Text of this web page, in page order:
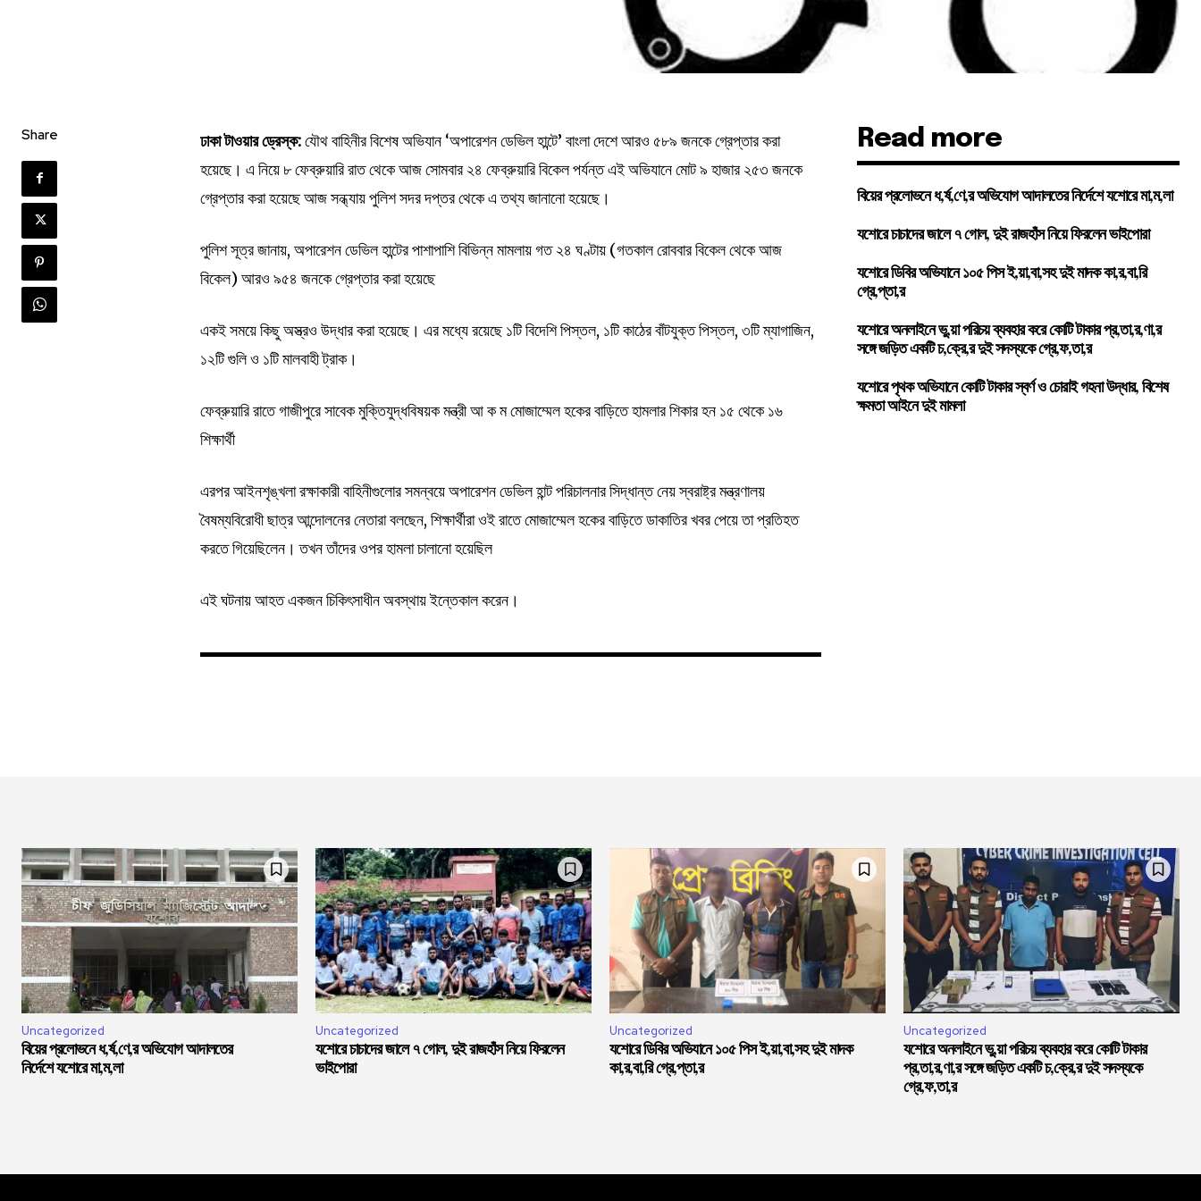
Share ঢাকা টাওয়ার ড্রেস্ক:যৌথ বাহিনীর বিশেষ অভিযান ‘অপারেশন ডেভিল হান্টে’ বাংলা দেশে আরও ৫৮৯ জনকে গ্রেপ্তার করা
হয়েছে। এ নিয়ে ৮ ফেব্রুয়ারি রাত থেকে আজ সোমবার ২৪ ফেব্রুয়ারি বিকেল পর্যন্ত এই অভিযানে মোট ৯ হাজার ২৫৩ জনকে
গ্রেপ্তার করা হয়েছে আজ সন্ধ্যায় পুলিশ সদর দপ্তর থেকে এ তথ্য জানানো হয়েছে।
পুলিশ সূত্র জানায়, অপারেশন ডেভিল হান্টের পাশাপাশি বিভিন্ন মামলায় গত ২৪ ঘণ্টায় (গতকাল রোববার বিকেল থেকে আজ
বিকেল) আরও ৯৫৪ জনকে গ্রেপ্তার করা হয়েছে
একই সময়ে কিছু অস্ত্রও উদ্ধার করা হয়েছে। এর মধ্যে রয়েছে ১টি বিদেশি পিস্তল, ১টি কাঠের বাঁটযুক্ত পিস্তল, ৩টি ম্যাগাজিন,
১২টি গুলি ও ১টি মালবাহী ট্রাক।
ফেব্রুয়ারি রাতে গাজীপুরে সাবেক মুক্তিযুদ্ধবিষয়ক মন্ত্রী আ ক ম মোজাম্মেল হকের বাড়িতে হামলার শিকার হন ১৫ থেকে ১৬
শিক্ষার্থী
এরপর আইনশৃঙ্খলা রক্ষাকারী বাহিনীগুলোর সমন্বয়ে অপারেশন ডেভিল হান্ট পরিচালনার সিদ্ধান্ত নেয় স্বরাষ্ট্র মন্ত্রণালয়
বৈষম্যবিরোধী ছাত্র আন্দোলনের নেতারা বলছেন, শিক্ষার্থীরা ওই রাতে মোজাম্মেল হকের বাড়িতে ডাকাতির খবর পেয়ে তা প্রতিহত
করতে গিয়েছিলেন। তখন তাঁদের ওপর হামলা চালানো হয়েছিল
এই ঘটনায় আহত একজন চিকিৎসাধীন অবস্থায় ইন্তেকাল করেন।
Read more
বিয়ের প্রলোভনে ধ,র্ষ,ণে,র অভিযোগ আদালতের নির্দেশে যশোরে মা,ম,লা
যশোরে চাচাদের জালে ৭ গোল, দুই রাজহাঁস নিয়ে ফিরলেন ভাইপোরা
যশোরে ডিবির অভিযানে ১০৫ পিস ই,য়া,বা,সহ দুই মাদক কা,র,বা,রি
গ্রে,প্তা,র
যশোরে অনলাইনে ভু,য়া পরিচয় ব্যবহার করে কোটি টাকার প্র,তা,র,ণা,র
সঙ্গে জড়িত একটি চ,ক্রে,র দুই সদস্যকে গ্রে,ফ,তা,র
যশোরে পৃথক অভিযানে কোটি টাকার স্বর্ণ ও চোরাই গহনা উদ্ধার, বিশেষ
ক্ষমতা আইনে দুই মামলা
Uncategorized
বিয়ের প্রলোভনে ধ,র্ষ,ণে,র অভিযোগ আদালতের
নির্দেশে যশোরে মা,ম,লা
Uncategorized
যশোরে চাচাদের জালে ৭ গোল, দুই রাজহাঁস নিয়ে ফিরলেন
ভাইপোরা
Uncategorized
যশোরে ডিবির অভিযানে ১০৫ পিস ই,য়া,বা,সহ দুই মাদক
কা,র,বা,রি গ্রে,প্তা,র
Uncategorized
যশোরে অনলাইনে ভু,য়া পরিচয় ব্যবহার করে কোটি টাকার
প্র,তা,র,ণা,র সঙ্গে জড়িত একটি চ,ক্রে,র দুই সদস্যকে
গ্রে,ফ,তা,র